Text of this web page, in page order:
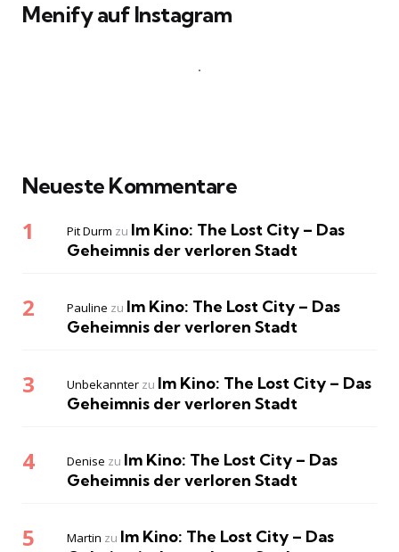
Menify auf Instagram
Neueste Kommentare
Pit Durm zu Im Kino: The Lost City – Das
Geheimnis der verloren Stadt
Pauline zu Im Kino: The Lost City – Das
Geheimnis der verloren Stadt
Unbekannter zu Im Kino: The Lost City – Das
Geheimnis der verloren Stadt
Denise zu Im Kino: The Lost City – Das
Geheimnis der verloren Stadt
Martin zu Im Kino: The Lost City – Das